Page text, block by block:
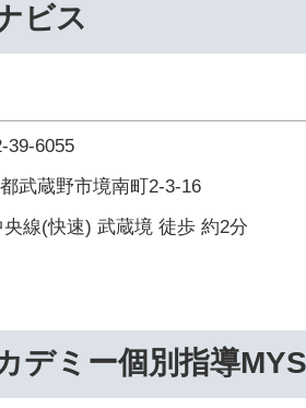
ビス
39-6055
武蔵野市境南町2-3-16
央線(快速) 武蔵境 徒歩 約2分
デミー個別指導